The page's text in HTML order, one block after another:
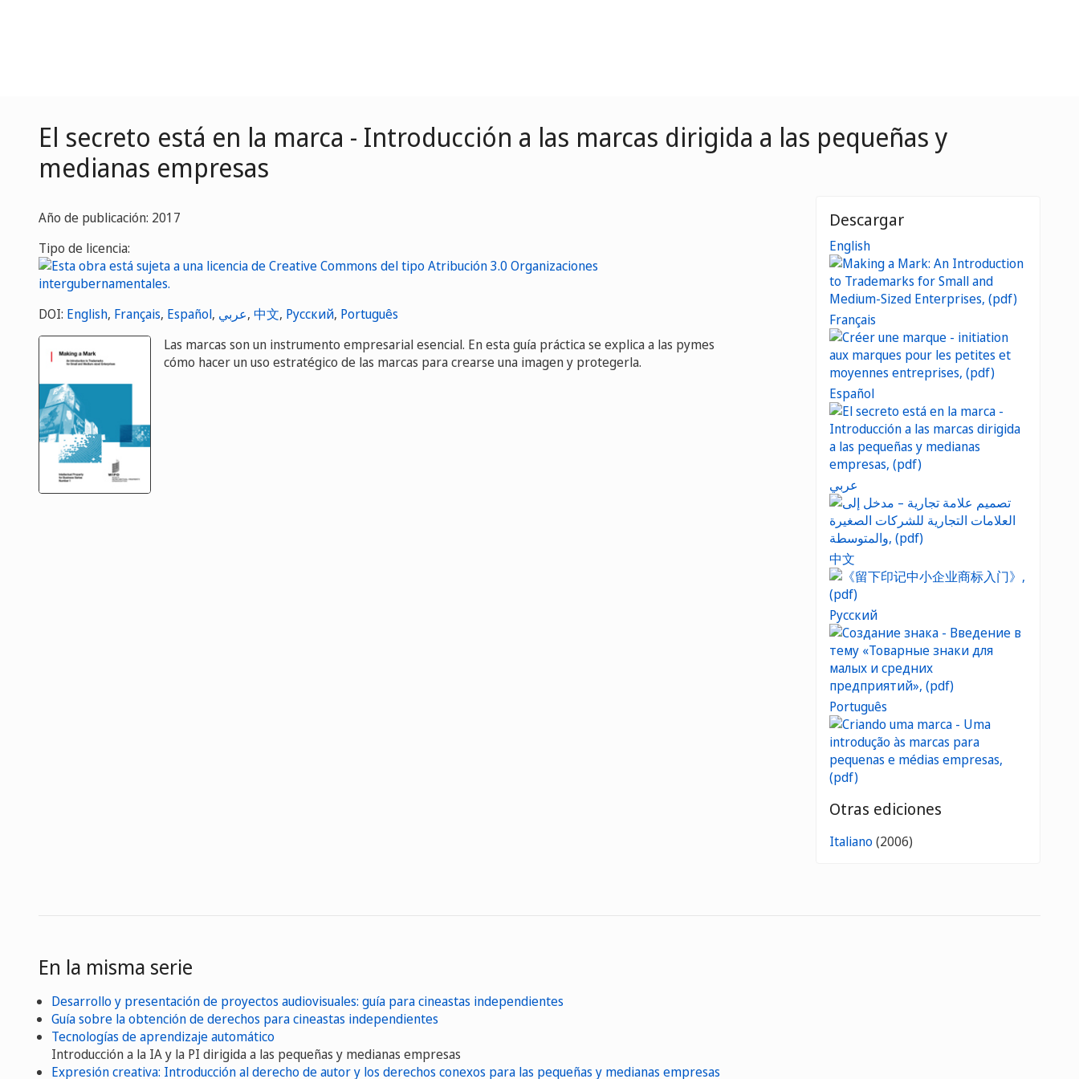
El secreto está en la marca - Introducción a las marcas dirigida a las pequeñas y
medianas empresas
Año de publicación: 2017
Tipo de licencia:
DOI: English, Français, Español, عربي, 中文, Русский, Português
Las marcas son un instrumento empresarial esencial. En esta guía práctica se explica a las pymes
cómo hacer un uso estratégico de las marcas para crearse una imagen y protegerla.
Descargar
English
Français
Español
عربي
中文
Русский
Português
Otras ediciones
Italiano(2006)
En la misma serie
Desarrollo y presentación de proyectos audiovisuales: guía para cineastas independientes
Guía sobre la obtención de derechos para cineastas independientes
Tecnologías de aprendizaje automático
Introducción a la IA y la PI dirigida a las pequeñas y medianas empresas
Expresión creativa: Introducción al derecho de autor y los derechos conexos para las pequeñas y medianas empresas